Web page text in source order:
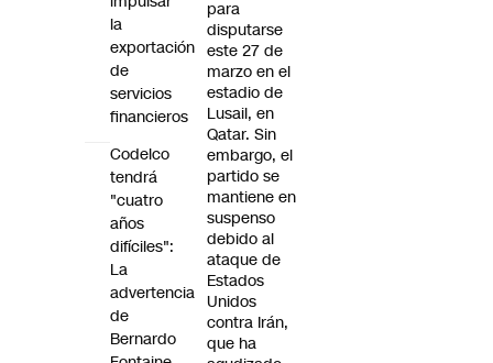
para
disputarse
este 27 de
marzo en el
estadio de
Lusail, en
Qatar. Sin
embargo, el
partido se
mantiene en
suspenso
debido al
ataque de
Estados
Unidos
contra Irán,
que ha
la
exportación
de
servicios
financieros
Codelco
tendrá
"cuatro
años
difíciles":
La
advertencia
de
Bernardo